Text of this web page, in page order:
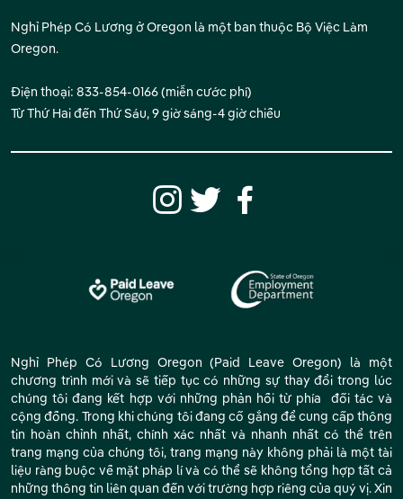
Nghỉ Phép Có Lương ở Oregon là một ban thuộc Bộ Việc Làm
Oregon.
Điện thoại: 833-854-0166 (miễn cước phí)
Từ Thứ Hai đến Thứ Sáu, 9 giờ sáng-4 giờ chiều
Nghỉ Phép Có Lương Oregon (Paid Leave Oregon) là một
chương trình mới và sẽ tiếp tục có những sự thay đổi trong lúc
chúng tôi đang kết hợp với những phản hồi từ phía đối tác và
cộng đồng. Trong khi chúng tôi đang cố gắng để cung cấp thông
tin hoàn chỉnh nhất, chính xác nhất và nhanh nhất có thể trên
trang mạng của chúng tôi, trang mạng này không phải là một tài
liệu ràng buộc về mặt pháp lí và có thể sẽ không tổng hợp tất cả
những thông tin liên quan đến với trường hợp riêng của quý vị. Xin